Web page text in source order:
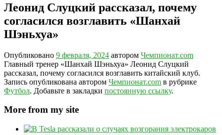
Леонид Слуцкий рассказал, почему
согласился возглавить «Шанхай
Шэньхуа»
Опубликовано 9 февраля, 2024 автором Чемпионат.com
Главный тренер «Шанхай Шэньхуа» Леонид Слуцкий
рассказал, почему согласился возглавить китайский клуб.
Запись опубликована автором Чемпионат.com в рубрике
Футбол. Добавьте в закладки постоянную ссылку.
More from my site